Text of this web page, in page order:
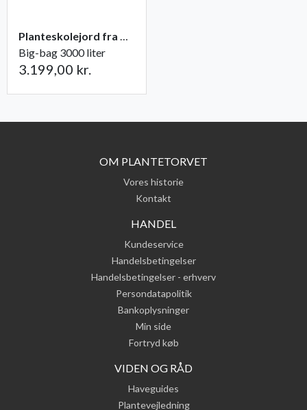
Planteskolejord fra Champost
Big-bag 3000 liter
3.199,00 kr.
OM PLANTETORVET
Vores historie
Kontakt
HANDEL
Kundeservice
Handelsbetingelser
Handelsbetingelser - erhverv
Persondatapolitik
Bankoplysninger
Min side
Fortryd køb
VIDEN OG RÅD
Haveguides
Plantevejledning